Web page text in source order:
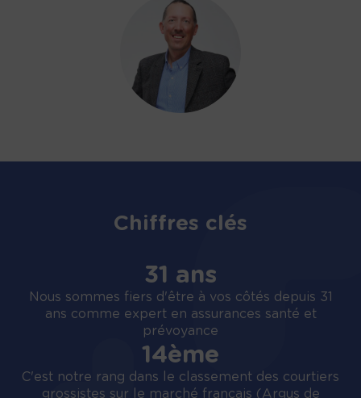
Chiffres clés
31 ans
Nous sommes fiers d'être à vos côtés depuis 31
ans comme expert en assurances santé et
prévoyance
14ème
C'est notre rang dans le classement des courtiers
grossistes sur le marché français (Argus de